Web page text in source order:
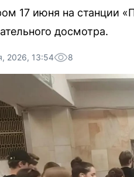
17 июня на станции
досмотра.
2026, 13:54 8